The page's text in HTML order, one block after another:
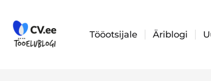
content
Tööotsijale Äriblogi